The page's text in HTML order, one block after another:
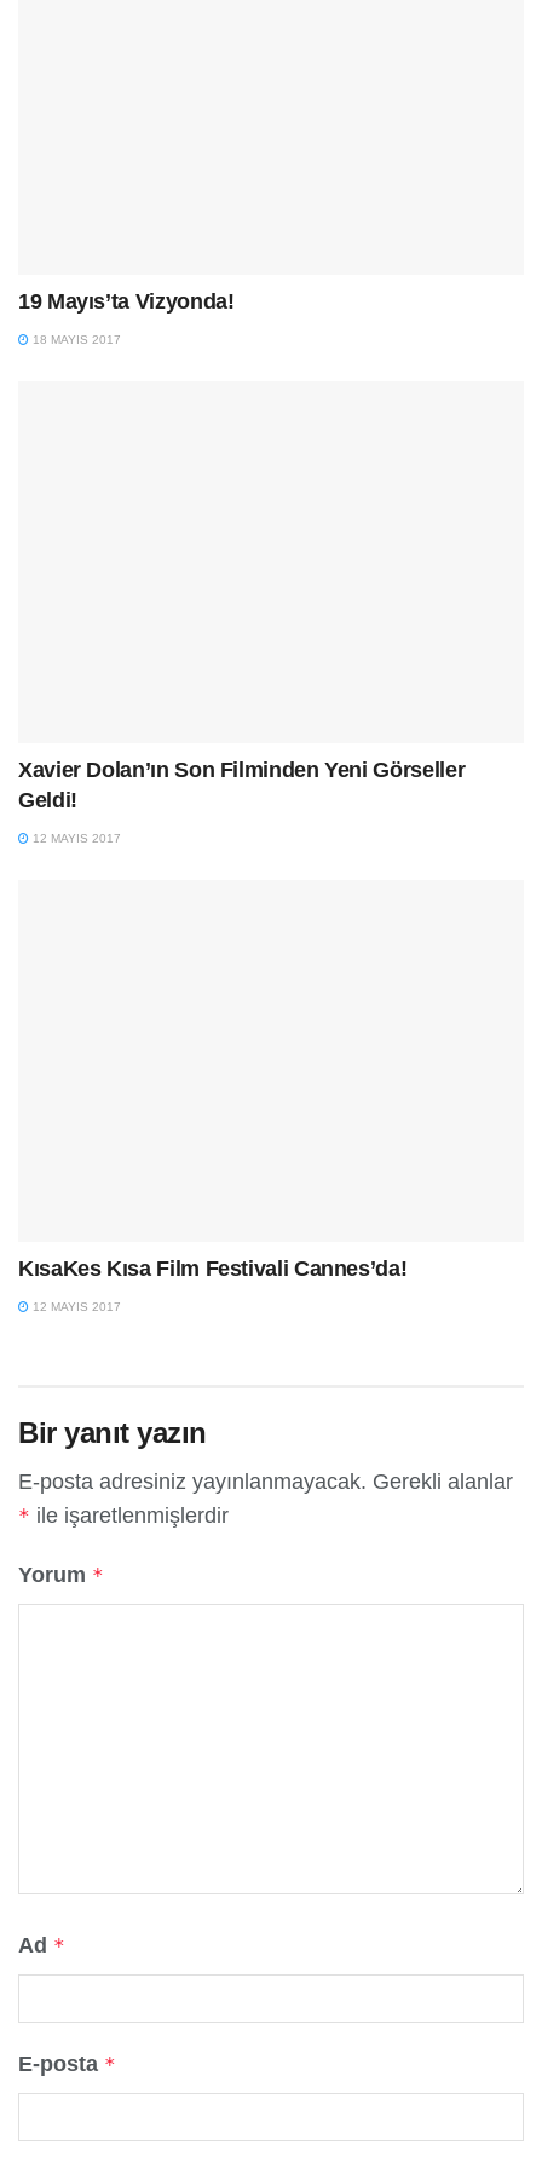
19 Mayıs’ta Vizyonda!
18 MAYIS 2017
Xavier Dolan’ın Son Filminden Yeni Görseller
Geldi!
12 MAYIS 2017
KısaKes Kısa Film Festivali Cannes’da!
12 MAYIS 2017
Bir yanıt yazın
E-posta adresiniz yayınlanmayacak. Gerekli alanlar
* ile işaretlenmişlerdir
Yorum *
Ad *
E-posta *